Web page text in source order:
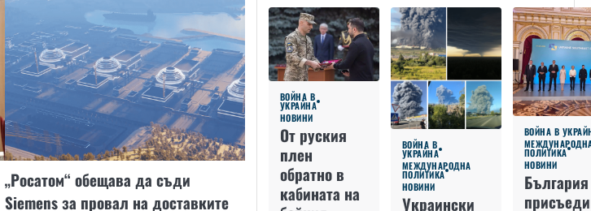
„Росатом“ обещава да съди
Siemens за провал на доставките
ВОЙНА В
УКРАЙНА
НОВИНИ
От руския
плен
обратно в
кабината на
ВОЙНА В
УКРАЙНА
МЕЖДУНАРОДНА
ПОЛИТИКА
НОВИНИ
Украински
ВОЙНА В
ПОЛИТИКА
НОВИНИ